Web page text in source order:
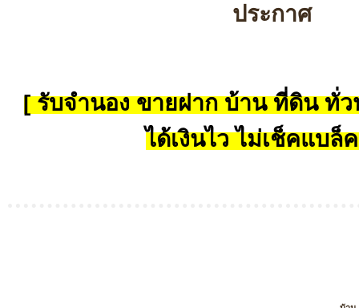
ประกาศ
[ รับจำนอง ขายฝาก บ้าน ที่ดิน ทั่ว
ได้เงินไว ไม่เช็คแบล็